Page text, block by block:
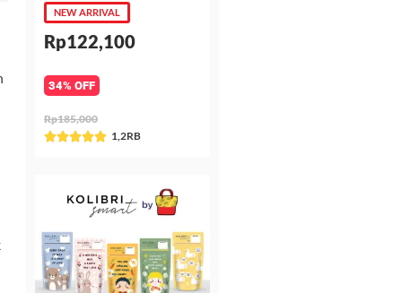
NEW ARRIVAL
Rp122,100
34% OFF
Rp185,000
Rated
of
1,2RB